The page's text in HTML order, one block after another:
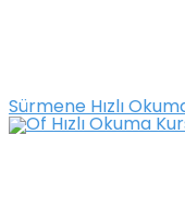
Sürmene Hızlı